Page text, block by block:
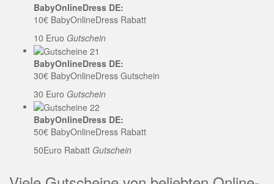
BabyOnlineDress DE:
10€ BabyOnlineDress Rabatt
10 Eruo Gutschein
BabyOnlineDress DE:
30€ BabyOnlineDress Gutschein
30 Euro Gutschein
BabyOnlineDress DE:
50€ BabyOnlineDress Rabatt
50Euro Rabatt Gutschein